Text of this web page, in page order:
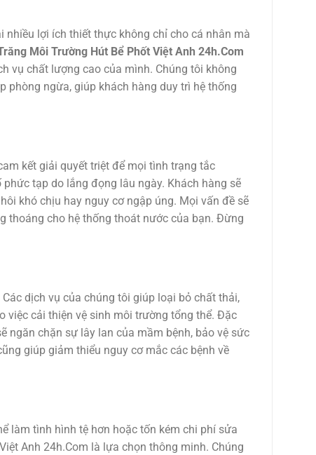
lợi ích thiết thực không chỉ cho cá nhân mà
Môi Trường Hút Bể Phốt Việt Anh 24h.Com
vụ chất lượng cao của mình. Chúng tôi không
ngừa, giúp khách hàng duy trì hệ thống
kết giải quyết triệt để mọi tình trạng tắc
tạp do lắng đọng lâu ngày. Khách hàng sẽ
khó chịu hay nguy cơ ngập úng. Mọi vấn đề sẽ
thoáng cho hệ thống thoát nước của bạn. Đừng
dịch vụ của chúng tôi giúp loại bỏ chất thải,
việc cải thiện vệ sinh môi trường tổng thể. Đặc
ngăn chặn sự lây lan của mầm bệnh, bảo vệ sức
giúp giảm thiểu nguy cơ mắc các bệnh về
làm tình hình tệ hơn hoặc tốn kém chi phí sửa
Anh 24h.Com là lựa chọn thông minh. Chúng